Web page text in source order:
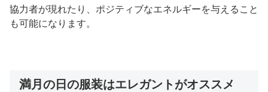
協力者が現れたり、ポジティブなエネルギーを与えること
も可能になります。
満月の日の服装はエレガントがオススメ